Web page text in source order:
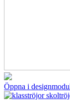
Öppna i